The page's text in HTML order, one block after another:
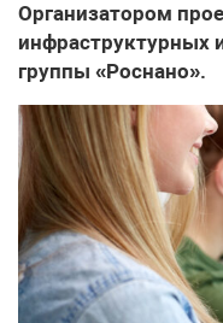
Организатором
инфраструктурных
группы «Роснано».